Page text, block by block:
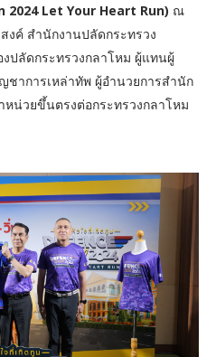
Let Your Heart Run) ณ
งค์ สำนักงานปลัดกระทรวง
ปลัดกระทรวงกลาโหม ผู้แทนผู้
าการเหล่าทัพ ผู้อำนวยการสำนัก
น่วยขึ้นตรงต่อกระทรวงกลาโหม